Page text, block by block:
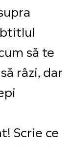
să te
râzi, dar
Scrie ce